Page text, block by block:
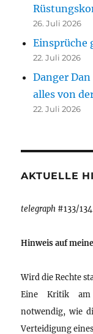
26. Juli 2026
Einsprüche
22. Juli 2026
Danger
alles von
22. Juli 2026
AKTUELLE
telegraph #133/134
Hinweis auf
Wird die Rechte
Eine Kritik am
notwendig, wie
Verteidigung